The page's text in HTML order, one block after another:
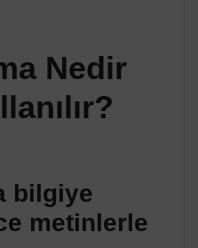
Nedir
bilgiye
metinlerle